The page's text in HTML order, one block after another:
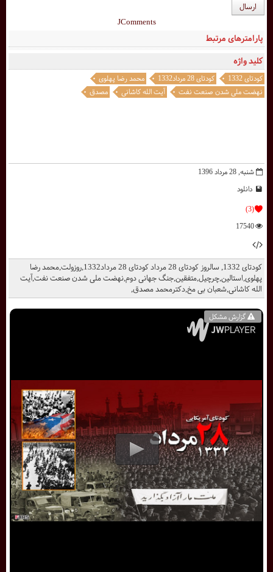
گزارش مشکل
کودتای 1332, سالروز کودتای 28 مرداد کودتای 28 مرداد1332,روزولت,محمد رضا
پهلوی,استالین,چرچیل,متفقین,جنگ جهانی دوم,نهضت ملی شدن صنعت نفت,آیت
الله کاشانی,شعبان بی مخ,دکترمحمد مصدق,
شنبه, 28 مرداد 1396
دانلود
(3)
17540
کلید واژه
کودتای 1332 کودتای 28 مرداد1332
محمد رضا پهلوی
نهضت ملی شدن صنعت نفت
آیت الله کاشانی مصدق
پارامترهای مرتبط
ارسال
JComments